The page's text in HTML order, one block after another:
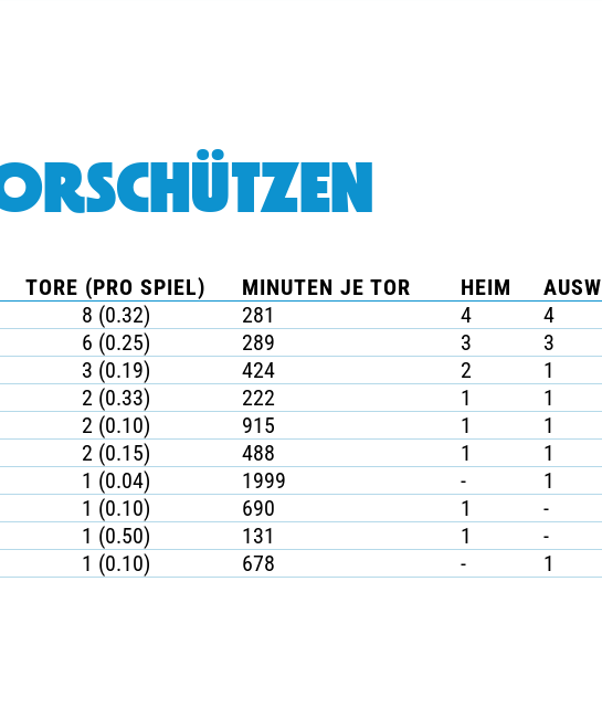
TORE (PRO SPIEL) MINUTEN JE TOR HEIM AUSW
8 (0.32) 281 4 4
6 (0.25) 289 3 3
3 (0.19) 424 2 1
2 (0.33) 222 1 1
2 (0.10) 915 1 1
2 (0.15) 488 1 1
1 (0.04) 1999 - 1
1 (0.10) 690 1 -
1 (0.50) 131 1 -
1 (0.10) 678 - 1